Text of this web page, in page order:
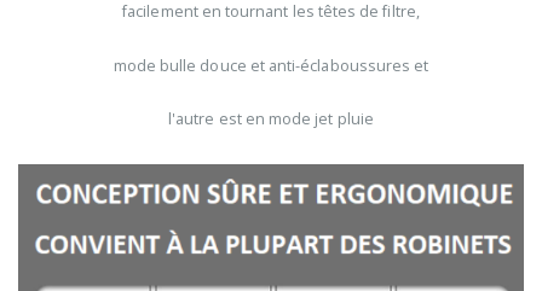
facilement en tournant les têtes de filtre,
mode bulle douce et anti-éclaboussures et
l'autre est en mode jet pluie